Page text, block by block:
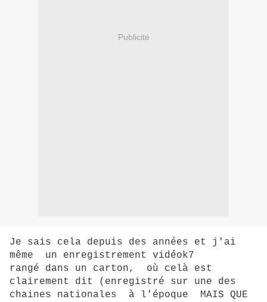
Publicité
Je sais cela depuis des années et j'ai
même un enregistrement vidéok7
rangé dans un carton, où celà est
clairement dit (enregistré sur une des
chaines nationales à l'époque MAIS QUE